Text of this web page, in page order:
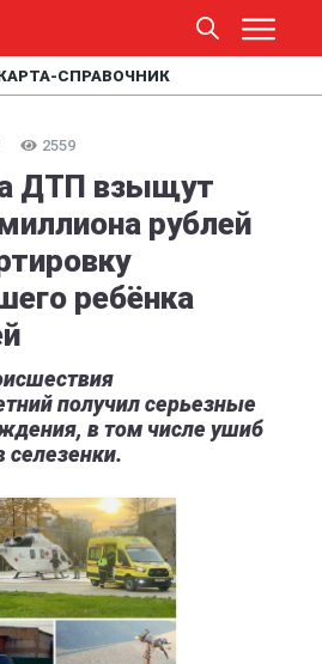
СПРАВОЧНИК
2559
ДТП взыщут
рублей
ребёнка
получил серьезные
в том числе ушиб
селезенки.